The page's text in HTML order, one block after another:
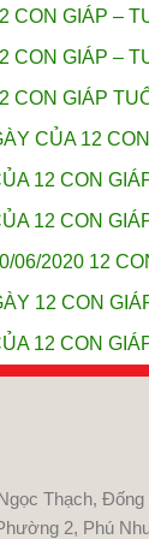
CON GIÁP –
CON GIÁP –
CON GIÁP
CỦA 12
12 CON
12 CON
06/2020 12
12 CON
12 CON
Thạch,
2, Phú